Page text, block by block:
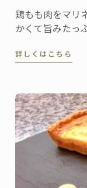
鶏もも肉をマリ
かくて旨みたっ
豊かな春の一品
詳しくはこちら